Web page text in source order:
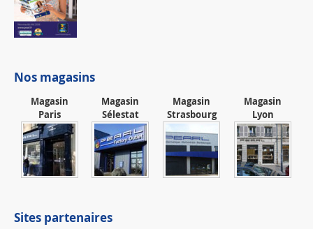
Nos magasins
Magasin
Paris
Magasin
Sélestat
Magasin
Strasbourg
Magasin
Lyon
Sites partenaires